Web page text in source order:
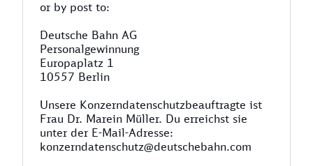
or by post to:
Deutsche Bahn AG
Personalgewinnung
Europaplatz 1
10557 Berlin
Unsere Konzerndatenschutzbeauftragte ist
Frau Dr. Marein Müller. Du erreichst sie
unter der E-Mail-Adresse:
konzerndatenschutz@deutschebahn.com